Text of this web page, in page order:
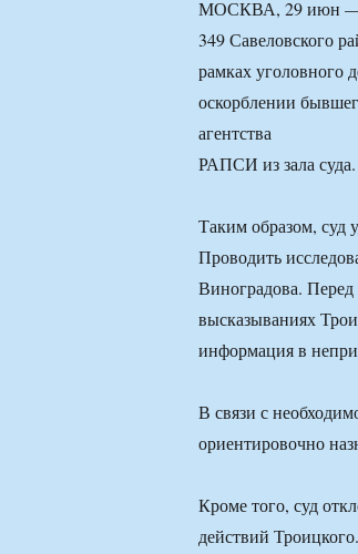
МОСКВА, 29 июн —
349 Савеловского
рамках уголовного
оскорблении
агентства
РАПСИ из зала суда.
Таким образом, суд
Проводить
Виноградова. Перед
высказываниях
информация в
В связи с
ориентировочно
Кроме того, суд
действий